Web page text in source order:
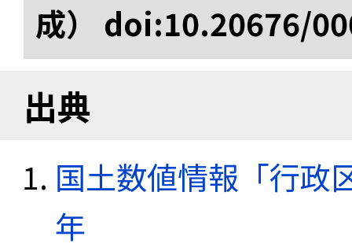
成） doi:10.20676/
出典
国土数値情報「行政
年